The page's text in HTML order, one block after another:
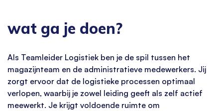
wat ga je doen?
Als Teamleider Logistiek ben je de spil tussen het
magazijnteam en de administratieve medewerkers. Jij
zorgt ervoor dat de logistieke processen optimaal
verlopen, waarbij je zowel leiding geeft als zelf actief
meewerkt. Je krijgt voldoende ruimte om